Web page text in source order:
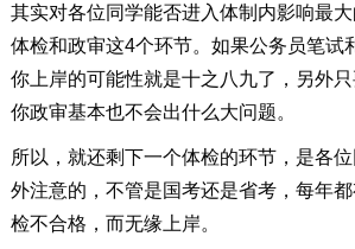
其实对各位同学能否进入体制内影响最大
体检和政审这4个环节。如果公务员笔试
你上岸的可能性就是十之八九了，另外
你政审基本也不会出什么大问题。
所以，就还剩下一个体检的环节，是各
外注意的，不管是国考还是省考，每年
检不合格，而无缘上岸。